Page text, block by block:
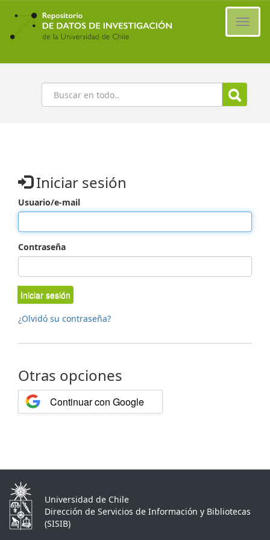
Ir
contenido
principal
Buscar
Iniciar sesión
Usuario/e-mail
Contraseña
Iniciar sesión
¿Olvidó su contraseña?
Otras opciones
Continuar con Google
Universidad de Chile
Dirección de Servicios de Información y Bibliotecas
(SISIB)